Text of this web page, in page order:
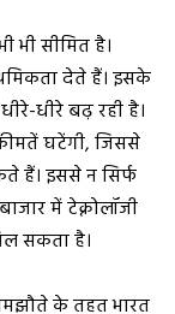
भी सीमित है।
देते हैं। इसके
धीरे बढ़ रही है।
घटेंगी, जिससे
हैं। इससे न सिर्फ
में टेक्नोलॉजी
सकता है।
के तहत भारत